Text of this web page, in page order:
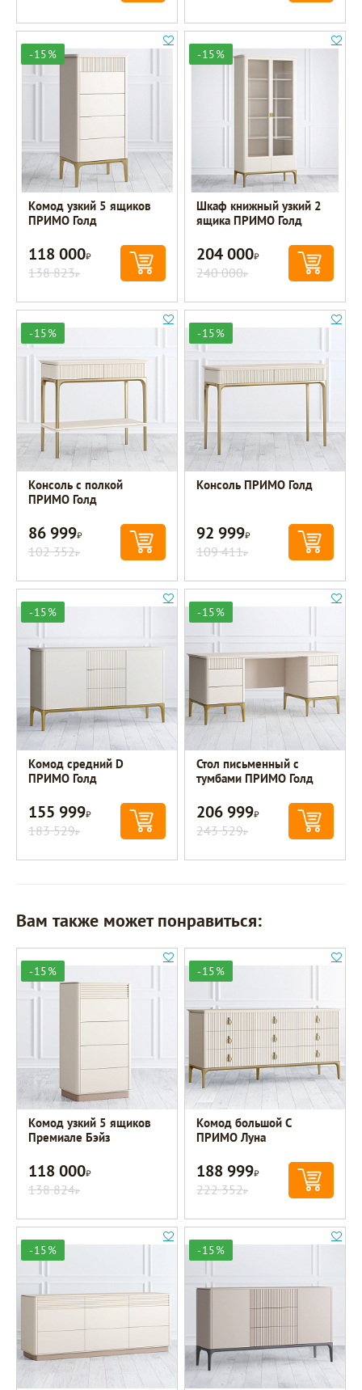
-15%
Комод узкий 5 ящиков
ПРИМО Голд
118 000Р
138 823Р
-15%
Шкаф книжный узкий 2
ящика ПРИМО Голд
204 000Р
240 000Р
-15%
Консоль с полкой
ПРИМО Голд
86 999Р
102 352Р
-15%
Консоль ПРИМО Голд
92 999Р
109 411Р
-15%
Комод средний D
ПРИМО Голд
155 999Р
183 529Р
-15%
Стол письменный с
тумбами ПРИМО Голд
206 999Р
243 529Р
Вам также может понравиться:
-15%
Комод узкий 5 ящиков
Премиале Бэйз
118 000Р
138 824Р
-15%
Комод большой C
ПРИМО Луна
188 999Р
222 352Р
-15% -15%